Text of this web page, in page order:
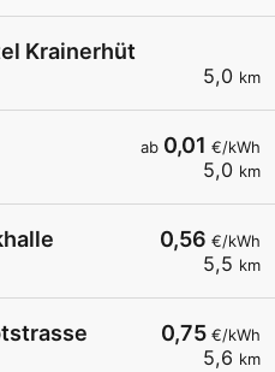
5,0 km
Krainerhütte
ab 0,01 €/kWh
5,0 km
0,56 €/kWh
5,5 km
0,75 €/kWh
5,6 km